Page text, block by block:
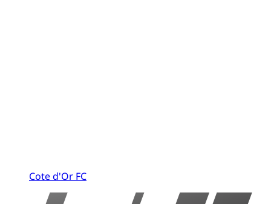
Cote d'Or FC